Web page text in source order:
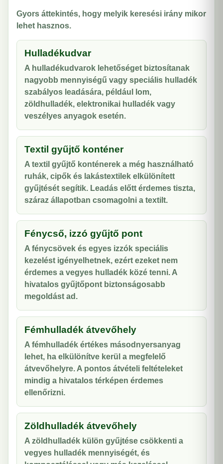
Gyors áttekintés, hogy melyik keresési irány mikor
lehet hasznos.
Hulladékudvar
A hulladékudvarok lehetőséget biztosítanak
nagyobb mennyiségű vagy speciális hulladék
szabályos leadására, például lom,
zöldhulladék, elektronikai hulladék vagy
veszélyes anyagok esetén.
Textil gyűjtő konténer
A textil gyűjtő konténerek a még használható
ruhák, cipők és lakástextilek elkülönített
gyűjtését segítik. Leadás előtt érdemes tiszta,
száraz állapotban csomagolni a textilt.
Fénycső, izzó gyűjtő pont
A fénycsövek és egyes izzók speciális
kezelést igényelhetnek, ezért ezeket nem
érdemes a vegyes hulladék közé tenni. A
hivatalos gyűjtőpont biztonságosabb
megoldást ad.
Fémhulladék átvevőhely
A fémhulladék értékes másodnyersanyag
lehet, ha elkülönítve kerül a megfelelő
átvevőhelyre. A pontos átvételi feltételeket
mindig a hivatalos térképen érdemes
ellenőrizni.
Zöldhulladék átvevőhely
A zöldhulladék külön gyűjtése csökkenti a
vegyes hulladék mennyiségét, és